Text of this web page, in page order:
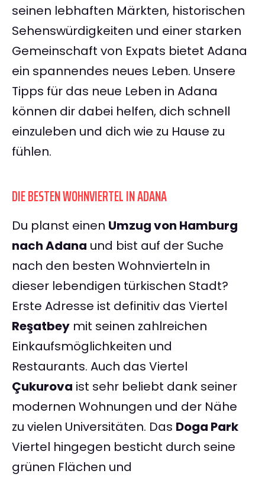
seinen lebhaften Märkten, historischen
Sehenswürdigkeiten und einer starken
Gemeinschaft von Expats bietet Adana
ein spannendes neues Leben. Unsere
Tipps für das neue Leben in Adana
können dir dabei helfen, dich schnell
einzuleben und dich wie zu Hause zu
fühlen.
DIE BESTEN WOHNVIERTEL IN ADANA
Du planst einen Umzug von Hamburg
nach Adana und bist auf der Suche
nach den besten Wohnvierteln in
dieser lebendigen türkischen Stadt?
Erste Adresse ist definitiv das Viertel
Reşatbey mit seinen zahlreichen
Einkaufsmöglichkeiten und
Restaurants. Auch das Viertel
Çukurova ist sehr beliebt dank seiner
modernen Wohnungen und der Nähe
zu vielen Universitäten. Das Doga Park
Viertel hingegen besticht durch seine
grünen Flächen und